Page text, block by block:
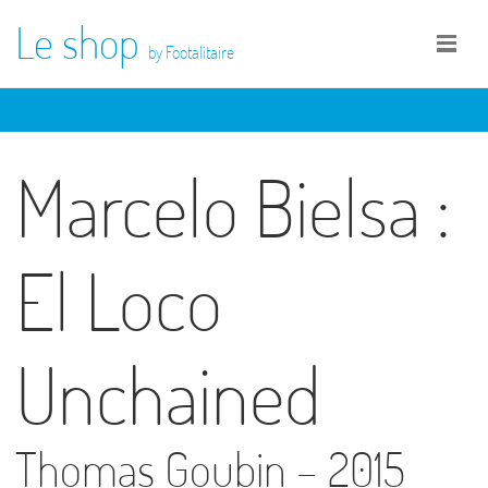
Le shop by Footalitaire
Marcelo Bielsa :
El Loco
Unchained
Thomas Goubin – 2015